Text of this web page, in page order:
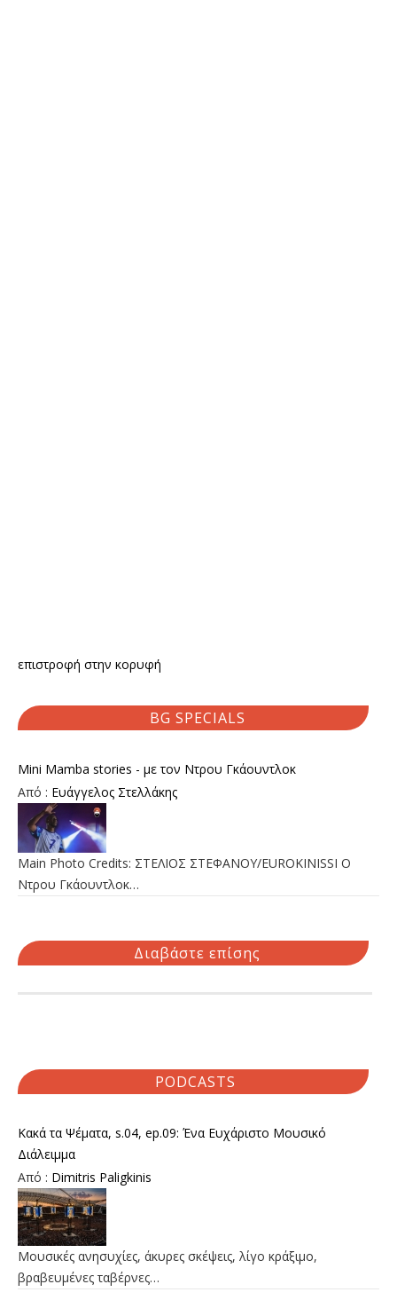
επιστροφή στην κορυφή
BG SPECIALS
Mini Mamba stories - με τον Ντρου Γκάουντλοκ
Από : Ευάγγελος Στελλάκης
Main Photo Credits: ΣΤΕΛΙΟΣ ΣΤΕΦΑΝΟΥ/EUROKINISSI Ο
Ντρου Γκάουντλοκ…
Διαβάστε επίσης
PODCASTS
Κακά τα Ψέματα, s.04, ep.09: Ένα Ευχάριστο Μουσικό
Διάλειμμα
Από : Dimitris Paligkinis
Μουσικές ανησυχίες, άκυρες σκέψεις, λίγο κράξιμο,
βραβευμένες ταβέρνες…